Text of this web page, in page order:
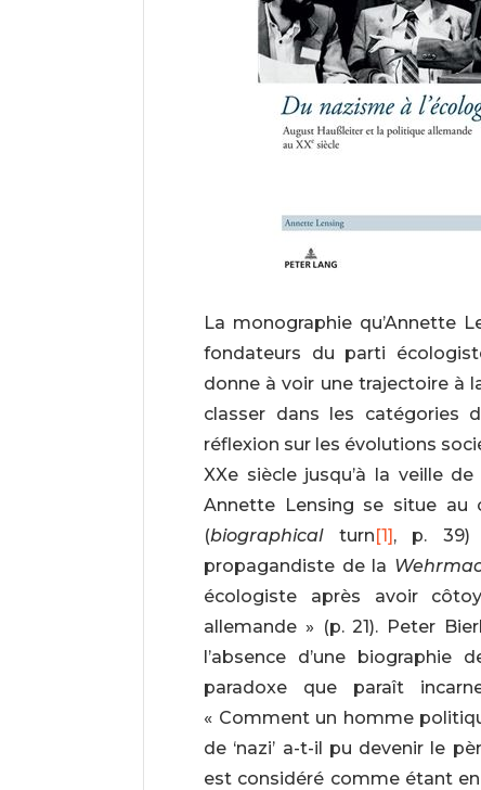
La monographie qu’Annette
fondateurs du parti
donne à voir une trajectoire à
classer dans les catégories
réflexion sur les évolutions
XXe siècle jusqu’à la veille
Annette Lensing se situe au
(biographical turn[1], p. 39)
propagandiste de la
écologiste après avoir
allemande » (p. 21). Peter
l’absence d’une biographie
paradoxe que paraît
« Comment un homme
de ‘nazi’ a-t-il pu devenir le
est considéré comme étant en